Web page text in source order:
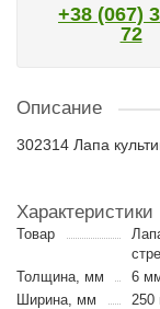
+38 (067)
72
Описание
302314 Лапа
Характеристики
Товар
Толщина, мм
6
Ширина, мм
250